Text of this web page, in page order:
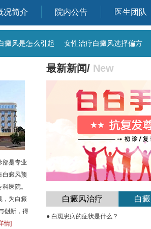
况简介 院内公告 医生团队
癜风是怎么引起 女性治疗白癜风选择偏方
部是专业
白癜风预
医院。
，为白癜
创新，得
情]
最新新闻/ New
白癜风治疗 白
● 白斑患病的症状是什么？